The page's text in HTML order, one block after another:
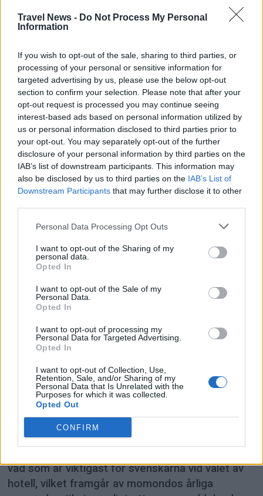
Travel News - Do Not Process My Personal
Information
If you wish to opt-out of the sale, sharing to third parties, or
processing of your personal or sensitive information for
targeted advertising by us, please use the below opt-out
section to confirm your selection. Please note that after your
opt-out request is processed you may continue seeing
interest-based ads based on personal information utilized by
us or personal information disclosed to third parties prior to
your opt-out. You may separately opt-out of the further
disclosure of your personal information by third parties on the
IAB’s list of downstream participants. This information may
also be disclosed by us to third parties on the IAB’s List of
Downstream Participants that may further disclose it to other
Personal Data Processing Opt Outs
I want to opt-out of the Sharing of my
personal data.
Opted In
I want to opt-out of the Sale of my
Personal Data.
Opted In
I want to opt-out of processing my
Personal Data for Targeted Advertising.
Opted In
I want to opt-out of Collection, Use,
Retention, Sale, and/or Sharing of my
Personal Data that Is Unrelated with the
Purposes for which it was collected.
Opted Out
CONFIRM
Ny rapport: 60 procent
spräcker sin
semesterbudget
Hotels.com lanserar nu sin första utgåva av
Millennials on the Move - en undersökningsserie
som ger insikt i svenska, norska, finska och
danska resenärers resevanor i åldrarna 18-34 år.
Undersökningen genomfördes av YouGov med
4000 respondenter över hela Norden och 1000
pressmeddelande.
Så mycket vill svenskarna
betala för ett hotellrum
vad som är viktigast för svenskarna vid valet av
hotell, vilket framgår av momondos årliga